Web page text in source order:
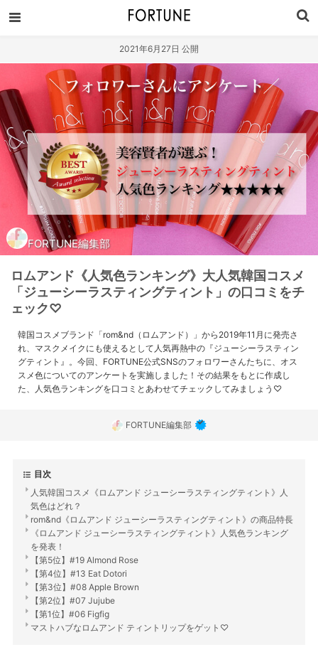
2021年6月27日 公開
FORTUNE編集部
ロムアンド《人気色ランキング》大人気韓国コスメ
「ジューシーラスティングティント」の口コミをチ
ェック♡
韓国コスメブランド「rom&nd（ロムアンド）」から2019年11月に発売さ
れ、マスクメイクにも使えるとして人気再熱中の『ジューシーラスティン
グティント』。今回、FORTUNE公式SNSのフォロワーさんたちに、オス
スメ色についてのアンケートを実施しました！その結果をもとに作成し
た、人気色ランキングを口コミとあわせてチェックしてみましょう♡
FORTUNE編集部
目次
人気韓国コスメ《ロムアンド ジューシーラスティングティント》人
気色はどれ？
rom&nd《ロムアンド ジューシーラスティングティント》の商品特長
《ロムアンド ジューシーラスティングティント》人気色ランキング
を発表！
【第5位】#19 Almond Rose
【第4位】#13 Eat Dotori
【第3位】#08 Apple Brown
【第2位】#07 Jujube
【第1位】#06 Figfig
マストハブなロムアンド ティントリップをゲット♡